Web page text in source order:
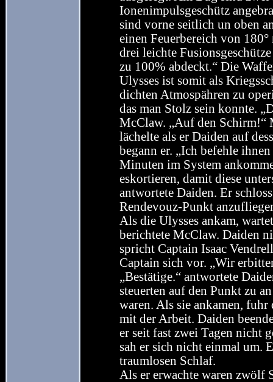
Ionenimpulsgeschütz
sind vorne seitlich un oben
einen Feuerbereich von
drei leichte
zu 100% abdeckt.“ Die
Ulysses ist somit als
dichten Atmospähren zu
das man Stolz sein konnte.
McClaw. „Auf den Schirm!“
lächelte als er Daiden auf
begann er. „Ich befehle
Minuten im System
eskortieren, damit diese
antwortete Daiden. Er
Rendevouz-Punkt
Als die Ulysses ankam,
berichtete McClaw. Daiden
spricht Captain Isaac
Captain sich vor. „Wir
„Bestätige.“ antwortete
steuerten auf den Punkt zu
waren. Als sie ankamen,
mit der Arbeit. Daiden
er seit fast zwei Tagen nicht
sah er sich nicht einmal um.
traumlosen Schlaf.
Als er erwachte waren zwölf